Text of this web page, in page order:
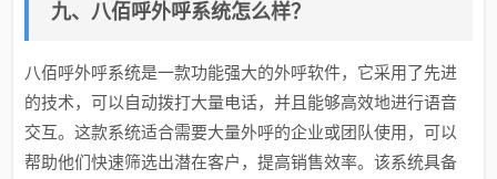
九、八佰呼外呼系统怎么样？
八佰呼外呼系统是一款功能强大的外呼软件，它采用了先进
的技术，可以自动拨打大量电话，并且能够高效地进行语音
交互。这款系统适合需要大量外呼的企业或团队使用，可以
帮助他们快速筛选出潜在客户，提高销售效率。该系统具备